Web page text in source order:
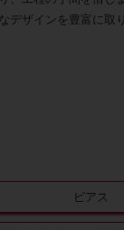
デザインを豊富に取
ピアス